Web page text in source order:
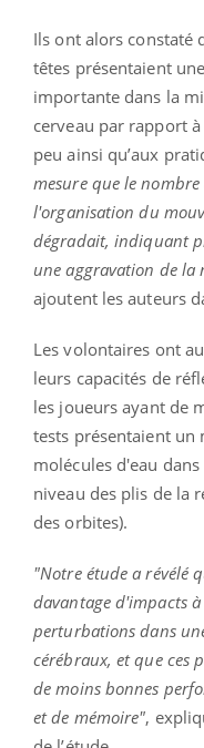
Ils ont alors constaté
têtes présentaient
importante dans la
cerveau par rapport
peu ainsi qu’aux
mesure que le
l'organisation du
dégradait, indiquant
une aggravation de
ajoutent les auteurs
Les volontaires ont
leurs capacités de
les joueurs ayant de
tests présentaient un
molécules d'eau
niveau des plis de la
des orbites).
"Notre étude a révélé
davantage d'impacts
perturbations dans
cérébraux, et que ces
de moins bonnes
et de mémoire",